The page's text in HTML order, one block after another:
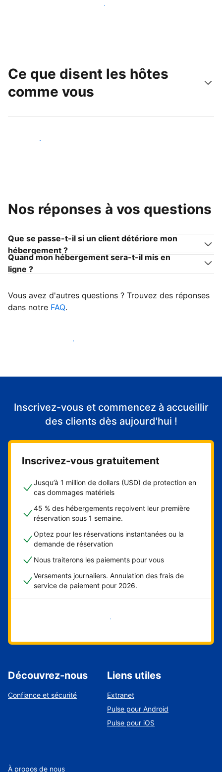
Touchez une nouvelle clientèle dès aujourd'hui
Ce que disent les hôtes
comme vous
Devenir hôte
Nos réponses à vos questions
Que se passe-t-il si un client détériore mon
hébergement ?
Quand mon hébergement sera-t-il mis en
ligne ?
Vous avez d'autres questions ? Trouvez des réponses
dans notre FAQ.
Accueillir mes premiers clients
Inscrivez-vous et commencez à accueillir
des clients dès aujourd'hui !
Inscrivez-vous gratuitement
Jusqu’à 1 million de dollars (USD) de protection en
cas dommages matériels
45 % des hébergements reçoivent leur première
réservation sous 1 semaine.
Optez pour les réservations instantanées ou la
demande de réservation
Nous traiterons les paiements pour vous
Versements journaliers. Annulation des frais de
service de paiement pour 2026.
Démarrer maintenant
Découvrez-nous
Confiance et sécurité
Liens utiles
Extranet
Pulse pour Android
Pulse pour iOS
À propos de nous